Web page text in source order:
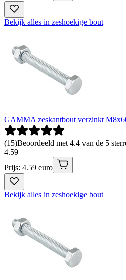
Bekijk alles in zeshoekige bout
GAMMA zeskantbout verzinkt
(15)Beoordeeld met 4.4 van de 5
4.59
Prijs: 4.59 euro
Bekijk alles in zeshoekige bout